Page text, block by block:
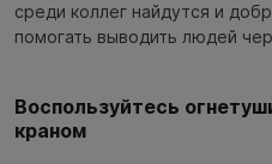
среди коллег найдутся и
помогать выводить людей
Воспользуйтесь
краном